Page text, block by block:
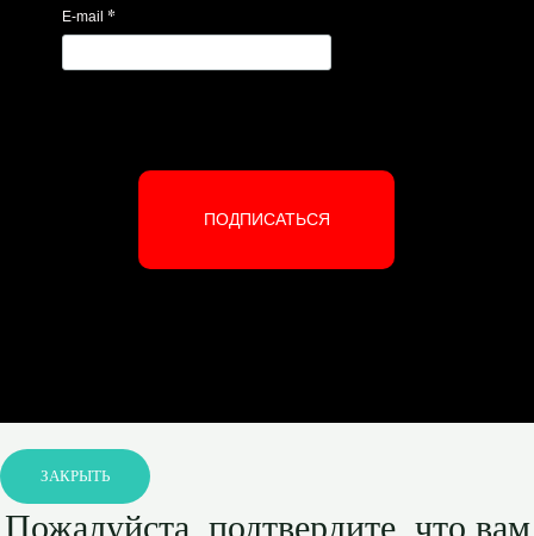
E-mail *
ПОДПИСАТЬСЯ
ЗАКРЫТЬ
Пожалуйста, подтвердите, что вам